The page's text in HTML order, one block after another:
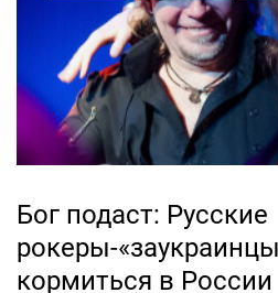
Бог подаст: Русские
рокеры-
кормиться в России